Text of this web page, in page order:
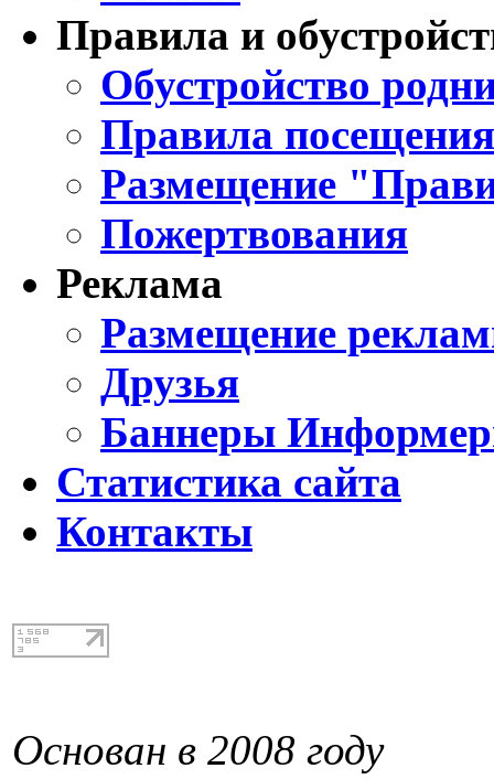
Правила и
Обустройство
Правила
Размещение
Пожертвования
Реклама
Размещение
Друзья
Баннеры
Статистика сайта
Контакты
Основан в 2008 году